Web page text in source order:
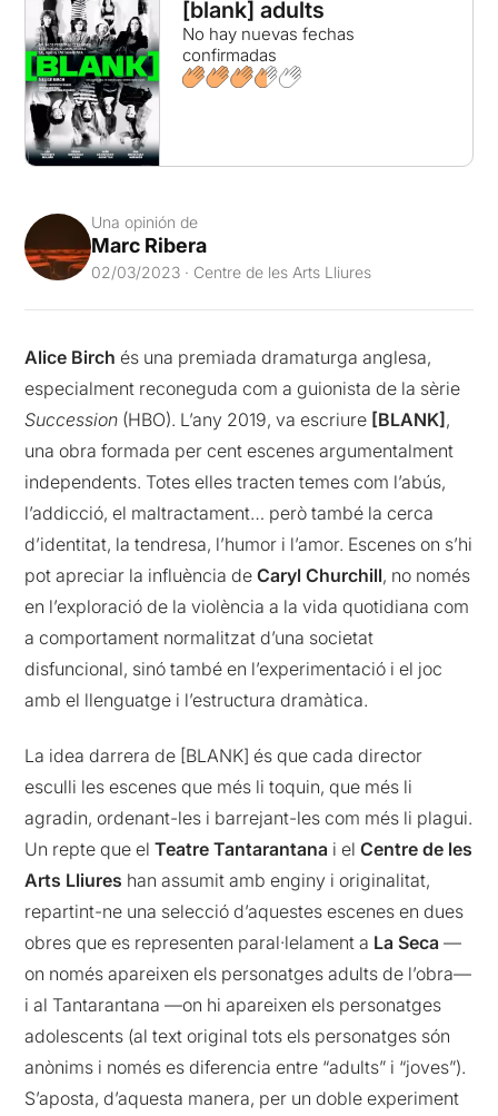
[blank] adults
No hay nuevas fechas
confirmadas
Una opinión de
Marc Ribera
02/03/2023 · Centre de les Arts Lliures
Alice Birch és una premiada dramaturga anglesa,
especialment reconeguda com a guionista de la sèrie
Succession (HBO). L’any 2019, va escriure [BLANK],
una obra formada per cent escenes argumentalment
independents. Totes elles tracten temes com l’abús,
l’addicció, el maltractament… però també la cerca
d’identitat, la tendresa, l’humor i l’amor. Escenes on s’hi
pot apreciar la influència deCaryl Churchill, no només
en l’exploració de la violència a la vida quotidiana com
a comportament normalitzat d’una societat
disfuncional, sinó també en l’experimentació i el joc
amb el llenguatge i l’estructura dramàtica.
La idea darrera de [BLANK] és que cada director
esculli les escenes que més li toquin, que més li
agradin, ordenant-les i barrejant-les com més li plagui.
Un repte que elTeatre Tantarantana i elCentre de les
Arts Lliures han assumit amb enginy i originalitat,
repartint-ne una selecció d’aquestes escenes en dues
obres que es representen paral·lelament a La Seca—
on només apareixen els personatges adults de l’obra—
i al Tantarantana —on hi apareixen els personatges
adolescents (al text original tots els personatges són
anònims i només es diferencia entre “adults” i “joves”).
S’aposta, d’aquesta manera, per un doble experiment